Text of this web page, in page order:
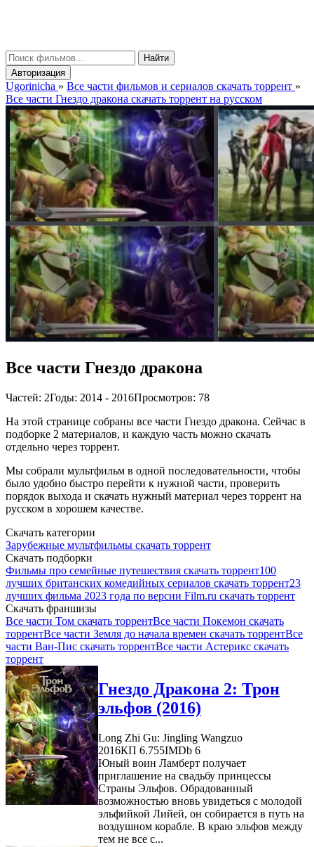
Найти
Авторизация
Ugorinicha » Все части фильмов и сериалов скачать торрент »
Все части Гнездо дракона скачать торрент на русском
Все части Гнездо дракона
Частей: 2Годы: 2014 - 2016Просмотров: 78
На этой странице собраны все части Гнездо дракона. Сейчас в
подборке 2 материалов, и каждую часть можно скачать
отдельно через торрент.
Мы собрали мультфильм в одной последовательности, чтобы
было удобно быстро перейти к нужной части, проверить
порядок выхода и скачать нужный материал через торрент на
русском в хорошем качестве.
Скачать категории
Зарубежные мультфильмы скачать торрент
Скачать подборки
Фильмы про семейные путешествия скачать торрент100
лучших британских комедийных сериалов скачать торрент23
лучших фильма 2023 года по версии Film.ru скачать торрент
Скачать франшизы
Все части Том скачать торрентВсе части Покемон скачать
торрентВсе части Земля до начала времен скачать торрентВсе
части Ван-Пис скачать торрентВсе части Астерикс скачать
торрент
Гнездо Дракона 2: Трон
эльфов (2016)
Long Zhi Gu: Jingling Wangzuo
2016КП 6.755IMDb 6
Юный воин Ламберт получает
приглашение на свадьбу принцессы
Страны Эльфов. Обрадованный
возможностью вновь увидеться с молодой
эльфийкой Лийей, он собирается в путь на
воздушном корабле. В краю эльфов между
тем не все с...